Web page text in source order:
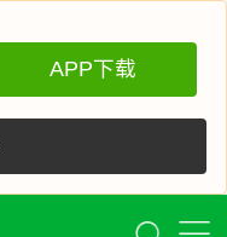
APP下载